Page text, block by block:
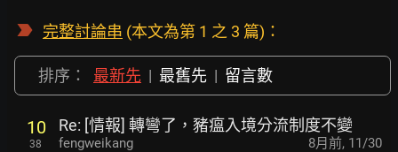
完整討論串 (本文為第 1 之 3 篇)：
排序： 最新先 | 最舊先 | 留言數
10
38
Re: [情報] 轉彎了，豬瘟入境分流制度不變
fengweikang 8月前, 11/30